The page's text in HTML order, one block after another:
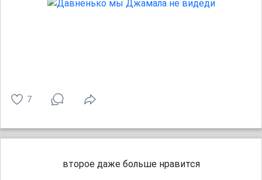
7
второе даже больше нравится